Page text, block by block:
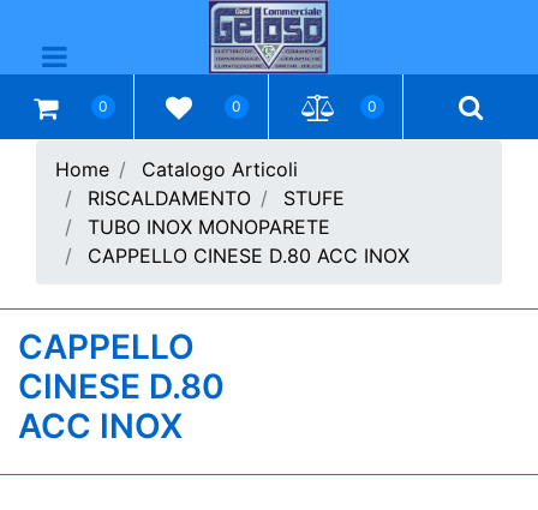
Open menu
0 0 0
Home
Catalogo Articoli
RISCALDAMENTO
STUFE
TUBO INOX MONOPARETE
CAPPELLO CINESE D.80 ACC INOX
CAPPELLO
CINESE D.80
ACC INOX